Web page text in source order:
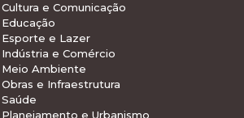
e Comunicação
Esporte e Lazer
e Comércio
Meio Ambiente
e Infraestrutura
e Urbanismo